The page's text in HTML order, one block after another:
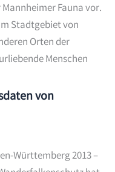
Fauna vor.
Stadtgebiet von
Orten der
Menschen
von
Württemberg 2013 –